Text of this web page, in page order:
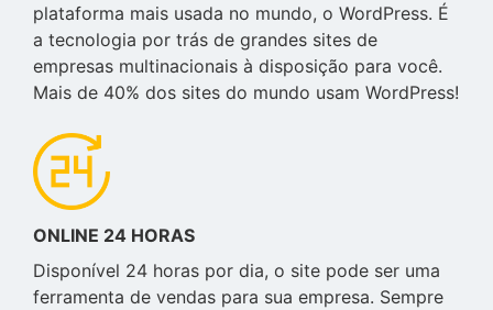
plataforma mais usada no mundo, o WordPress. É
a tecnologia por trás de grandes sites de
empresas multinacionais à disposição para você.
Mais de 40% dos sites do mundo usam WordPress!
ONLINE 24 HORAS
Disponível 24 horas por dia, o site pode ser uma
ferramenta de vendas para sua empresa. Sempre